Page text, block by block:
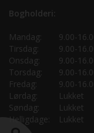
Bogholderi:
Mandag:
9.00-
Tirsdag:
9.00-
Onsdag:
9.00-
Torsdag:
9.00-
Fredag:
9.00-
Lørdag:
Lukket
Søndag:
Lukket
Helligdage:
Lukket